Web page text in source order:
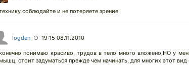
соблюдайте и не потеряете зрение
logden ○ 19:15 08.11.2010
понимаю красиво, трудов в тело много вложено,НО у
стоит задуматься прежде чем начинать, для многих этот